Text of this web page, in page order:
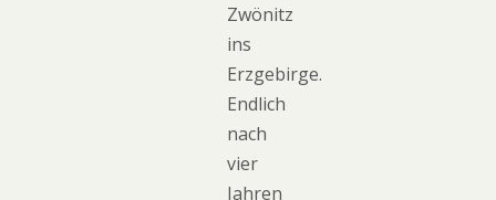
Zwönitz
ins
Erzgebirge.
Endlich
nach
vier
Jahren